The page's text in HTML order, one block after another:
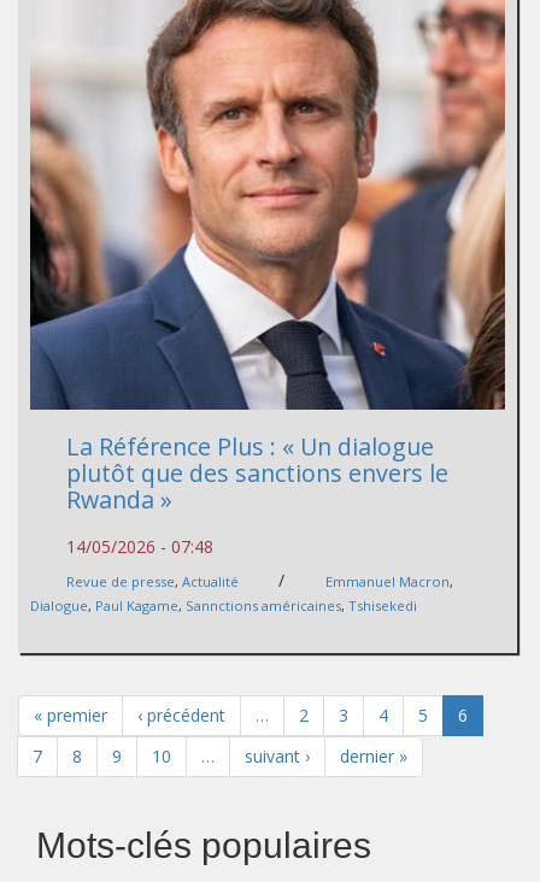
La Référence Plus : « Un dialogue
plutôt que des sanctions envers le
Rwanda »
14/05/2026 - 07:48
Revue de presse, Actualité / Emmanuel Macron,
Dialogue, Paul Kagame, Sannctions américaines, Tshisekedi
« premier ‹ précédent … 2 3 4 5
6
7
8 9 10 … suivant › dernier »
Mots-clés populaires